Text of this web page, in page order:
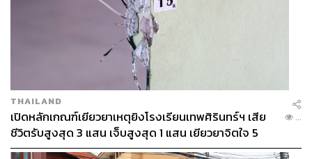
THAILAND
เปิดหลักเกณฑ์เยียวยาเหตุยิงโรงเรียนเทพศิรินทร์ฯ เสีย
ชีวิตรับสูงสุด 3 แสน เจ็บสูงสุด 1 แสน เยียวยาจิตใจ 5
ระดับ
...